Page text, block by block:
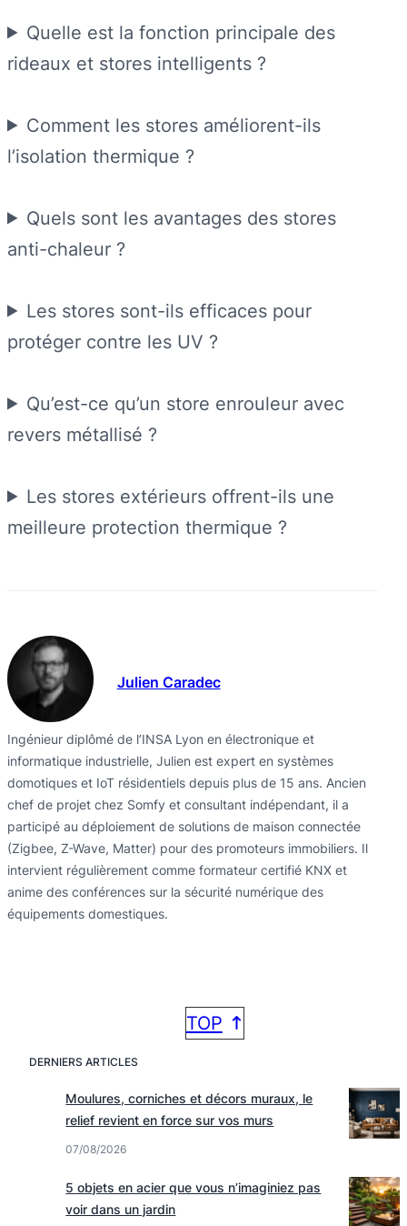
Quelle est la fonction principale des
rideaux et stores intelligents ?
Comment les stores améliorent-ils
l’isolation thermique ?
Quels sont les avantages des stores
anti-chaleur ?
Les stores sont-ils efficaces pour
protéger contre les UV ?
Qu’est-ce qu’un store enrouleur avec
revers métallisé ?
Les stores extérieurs offrent-ils une
meilleure protection thermique ?
Julien Caradec
Ingénieur diplômé de l’INSA Lyon en électronique et
informatique industrielle, Julien est expert en systèmes
domotiques et IoT résidentiels depuis plus de 15 ans. Ancien
chef de projet chez Somfy et consultant indépendant, il a
participé au déploiement de solutions de maison connectée
(Zigbee, Z-Wave, Matter) pour des promoteurs immobiliers. Il
intervient régulièrement comme formateur certifié KNX et
anime des conférences sur la sécurité numérique des
équipements domestiques.
TOP
DERNIERS ARTICLES
Moulures, corniches et décors muraux, le
relief revient en force sur vos murs
07/08/2026
5 objets en acier que vous n’imaginiez pas
voir dans un jardin